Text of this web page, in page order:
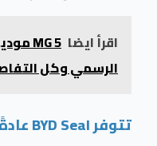
اقرأ ايضا
الرسمي وكل
تتوفر BYD Seal عادةً بثلاثة خيارات من الأداء: